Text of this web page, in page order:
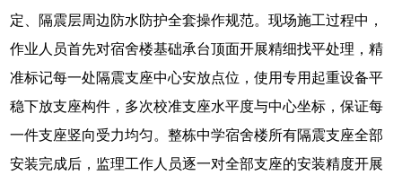
定、隔震层周边防水防护全套操作规范。现场施工过程中，
作业人员首先对宿舍楼基础承台顶面开展精细找平处理，精
准标记每一处隔震支座中心安放点位，使用专用起重设备平
稳下放支座构件，多次校准支座水平度与中心坐标，保证每
一件支座竖向受力均匀。整栋中学宿舍楼所有隔震支座全部
安装完成后，监理工作人员逐一对全部支座的安装精度开展